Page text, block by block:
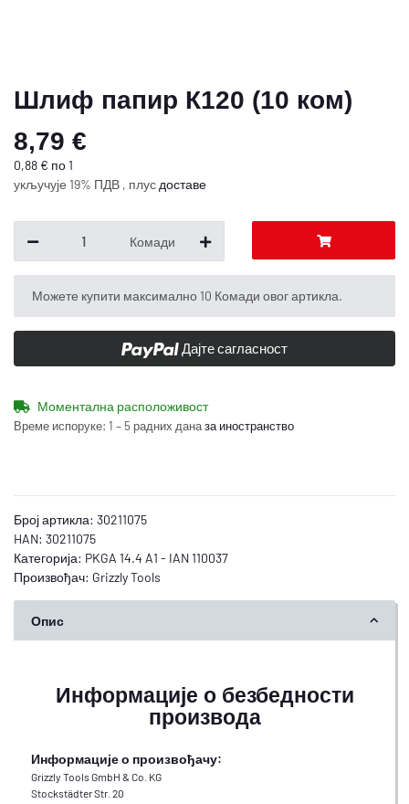
Шлиф папир К120 (10 ком)
8,79 €
0,88 € по 1
укључује 19% ПДВ , плус доставе
Комади
x
Можете купити максимално 10 Комади овог артикла.
Дајте сагласност
Моментална расположивост
Време испоруке: 1 – 5 радних даназа иностранство
Број артикла: 30211075
HAN: 30211075
Категорија: PKGA 14.4 A1 - IAN 110037
Произвођач: Grizzly Tools
Опис
Информације о безбедности
производа
Информације о произвођачу:
Grizzly Tools GmbH & Co. KG
Stockstädter Str. 20